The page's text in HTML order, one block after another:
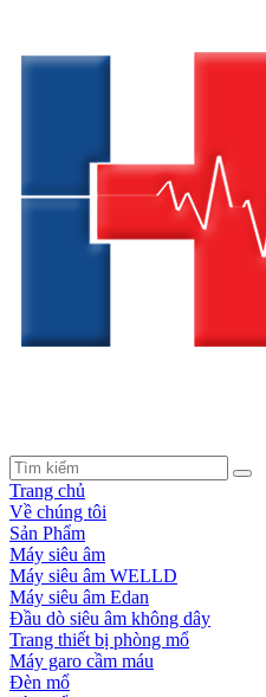
Trang chủ
Về chúng tôi
Sản Phẩm
Máy siêu âm
Máy siêu âm WELLD
Máy siêu âm Edan
Đầu dò siêu âm không dây
Trang thiết bị phòng mổ
Máy garo cầm máu
Đèn mổ